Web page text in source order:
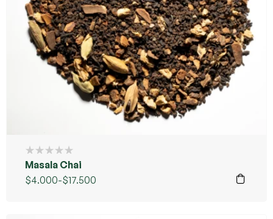
Masala Chai
$4.000-$17.500